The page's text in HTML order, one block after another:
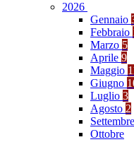
2026
Gennaio
Febbraio
Marzo 5
Aprile 9
Maggio
Giugno
Luglio 3
Agosto 2
Settembre
Ottobre